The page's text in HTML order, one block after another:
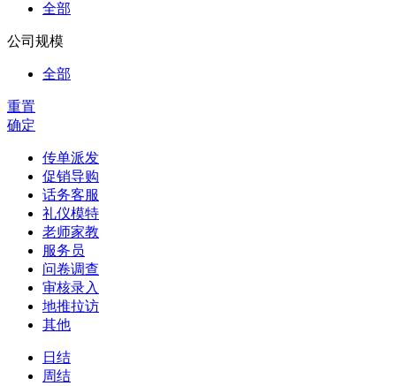
全部
公司规模
全部
重置
确定
传单派发
促销导购
话务客服
礼仪模特
老师家教
服务员
问卷调查
审核录入
地推拉访
其他
日结
周结